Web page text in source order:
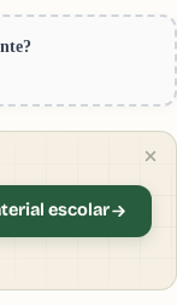
escolar